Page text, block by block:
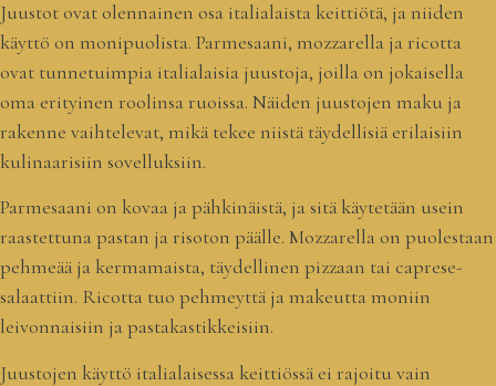
Juustot ovat olennainen osa italialaista keittiötä, ja niiden
käyttö on monipuolista. Parmesaani, mozzarella ja ricotta
ovat tunnetuimpia italialaisia juustoja, joilla on jokaisella
oma erityinen roolinsa ruoissa. Näiden juustojen maku ja
rakenne vaihtelevat, mikä tekee niistä täydellisiä erilaisiin
kulinaarisiin sovelluksiin.
Parmesaani on kovaa ja pähkinäistä, ja sitä käytetään usein
raastettuna pastan ja risoton päälle. Mozzarella on puolestaan
pehmeää ja kermamaista, täydellinen pizzaan tai caprese-
salaattiin. Ricotta tuo pehmeyttä ja makeutta moniin
leivonnaisiin ja pastakastikkeisiin.
Juustojen käyttö italialaisessa keittiössä ei rajoitu vain